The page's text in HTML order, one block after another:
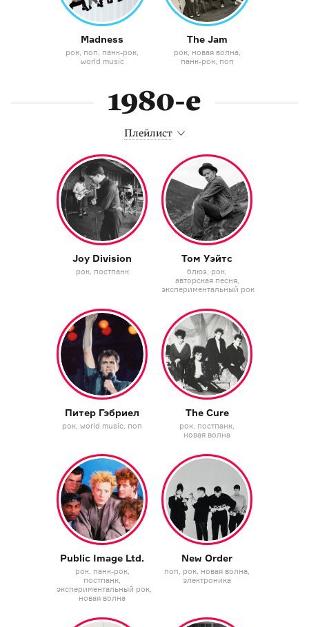
Madness
рок поп панк-рок
world music
The Jam
рок новая волна
панк-рок поп
1980-е
Плейлист
Joy Division
рок постпанк
Том Уэйтс
блюз рок
авторская песня
экспериментальный рок
Питер Гэбриел
рок world music поп
The Cure
рок постпанк
новая волна
Public Image Ltd.
рок панк-рок
постпанк
экспериментальный рок
новая волна
New Order
поп рок новая волна
электроника